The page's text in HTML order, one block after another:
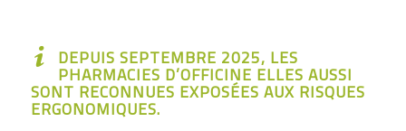
DEPUIS SEPTEMBRE 2025, LES
PHARMACIES D’OFFICINE ELLES AUSSI
SONT RECONNUES EXPOSÉES AUX RISQUES
ERGONOMIQUES.